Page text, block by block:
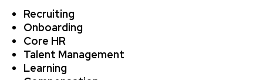
Recruiting
Onboarding
Core HR
Talent Management
Learning